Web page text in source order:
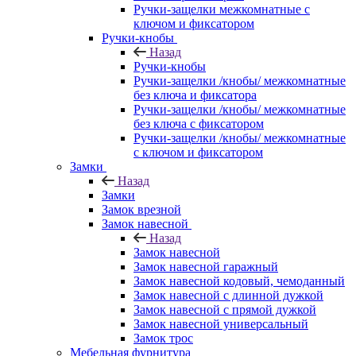
Ручки-защелки межкомнатные с
ключом и фиксатором
Ручки-кнобы
Назад
Ручки-кнобы
Ручки-защелки /кнобы/ межкомнатные
без ключа и фиксатора
Ручки-защелки /кнобы/ межкомнатные
без ключа с фиксатором
Ручки-защелки /кнобы/ межкомнатные
с ключом и фиксатором
Замки
Назад
Замки
Замок врезной
Замок навесной
Назад
Замок навесной
Замок навесной гаражный
Замок навесной кодовый, чемоданный
Замок навесной с длинной дужкой
Замок навесной с прямой дужкой
Замок навесной универсальный
Замок трос
Мебельная фурнитура